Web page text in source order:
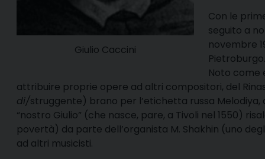
Giulio Caccini
Con le
seguito a
novembre
Pietroburgo.
Noto come
attribuire proprie opere ad altri compositori, del
di/struggente) brano per l’etichetta russa
“nostro Giulio” (che nasce, pare, a Tivoli nel 1550)
povertà) da parte dell’organista M. Shakhin (uno
ad altri musicisti.